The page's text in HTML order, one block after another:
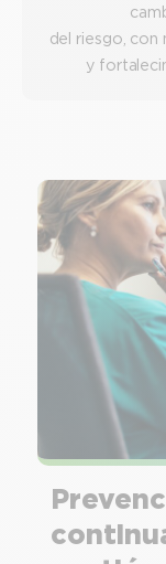
del riesgo, con
y